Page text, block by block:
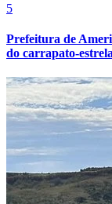
5
Prefeitura de
do carrapato-